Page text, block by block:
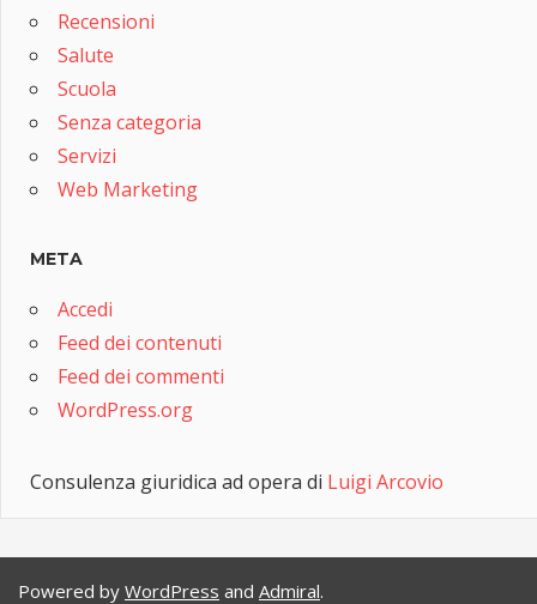
Recensioni
Salute
Scuola
Senza categoria
Servizi
Web Marketing
META
Accedi
Feed dei contenuti
Feed dei commenti
WordPress.org
Consulenza giuridica ad opera di Luigi Arcovio
Powered by WordPress and Admiral.